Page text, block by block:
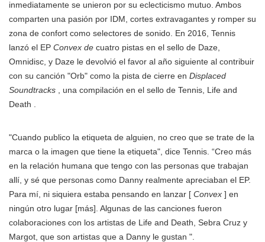
inmediatamente se unieron por su eclecticismo mutuo. Ambos
comparten una pasión por IDM, cortes extravagantes y romper su
zona de confort como selectores de sonido. En 2016, Tennis
lanzó el EP Convex de cuatro pistas en el sello de Daze,
Omnidisc, y Daze le devolvió el favor al año siguiente al contribuir
con su canción "Orb" como la pista de cierre en Displaced
Soundtracks , una compilación en el sello de Tennis, Life and
Death .
"Cuando publico la etiqueta de alguien, no creo que se trate de la
marca o la imagen que tiene la etiqueta", dice Tennis. “Creo más
en la relación humana que tengo con las personas que trabajan
allí, y sé que personas como Danny realmente apreciaban el EP.
Para mí, ni siquiera estaba pensando en lanzar [ Convex ] en
ningún otro lugar [más]. Algunas de las canciones fueron
colaboraciones con los artistas de Life and Death, Sebra Cruz y
Margot, que son artistas que a Danny le gustan ".